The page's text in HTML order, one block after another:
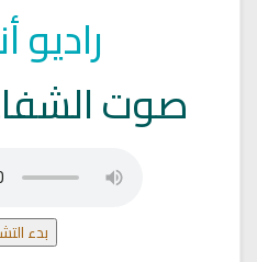
راديو
صوت
بدء